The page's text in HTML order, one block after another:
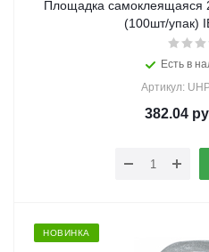
Площадка самоклеящаяся
(100шт/упак)
Есть в
Артикул:
382.04
НОВИНКА